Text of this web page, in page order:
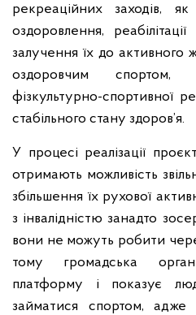
рекреаційних заходів,
оздоровлення,
залучення їх до активного
оздоровчим спортом,
фізкультурно-спортивної
стабільного стану здоров’я.
У процесі реалізації
отримають можливість
збільшення їх рухової
з інвалідністю занадто
вони не можуть робити
тому громадська
платформу і показує
займатися спортом,